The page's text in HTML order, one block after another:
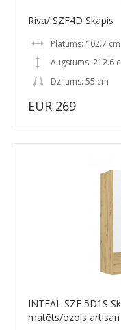
Riva/ SZF4D Skapis
Platums: 102.7 cm
Augstums: 212.6
Dziļums: 55 cm
EUR 269
INTEAL SZF 5D1S
matēts/ozols artisan